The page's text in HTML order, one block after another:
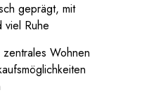
geprägt, mit
viel Ruhe
Wohnen